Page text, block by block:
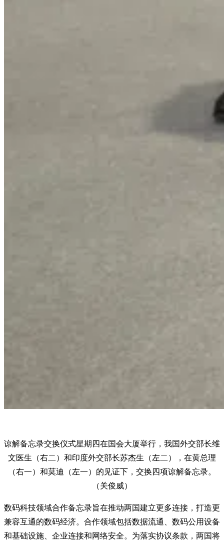
谅解备忘录交换仪式星期四在国会大厦举行，我国外交部长维
文医生（右二）和印度外交部长苏杰生（左二），在黄总理
（右一）和莫迪（左一）的见证下，交换四项谅解备忘录。
（关俊威）
数码科技领域合作备忘录旨在推动两国建立更多连接，打造更
兼容互通的数码经济。合作领域包括数据流通、数码公用设备
和基础设施、企业连接和网络安全。为落实协议条款，两国将